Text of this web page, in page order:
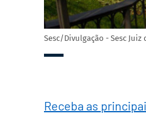
Sesc/Divulgação - Sesc Juiz
Receba as